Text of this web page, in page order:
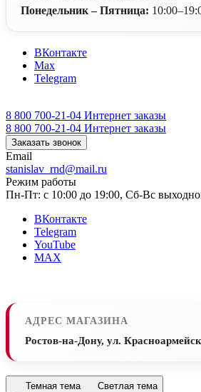
Понедельник – Пятница:
ВКонтакте
Max
Telegram
8 800 700-21-04 Интернет заказы
8 800 700-21-04 Интернет заказы
Заказать звонок
Email
stanislav_rnd@mail.ru
Режим работы
Пн-Пт: с 10:00 до 19:00, Сб-Вс
ВКонтакте
Telegram
YouTube
MAX
АДРЕС МАГАЗИНА
Ростов-на-Дону, ул.
Темная тема Светлая тема